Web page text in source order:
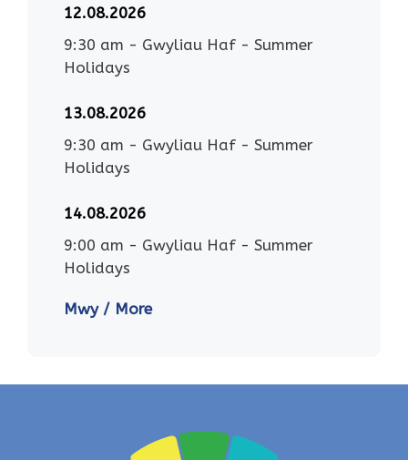
12.08.2026
9:30 am - Gwyliau Haf - Summer
Holidays
13.08.2026
9:30 am - Gwyliau Haf - Summer
Holidays
14.08.2026
9:00 am - Gwyliau Haf - Summer
Holidays
Mwy / More